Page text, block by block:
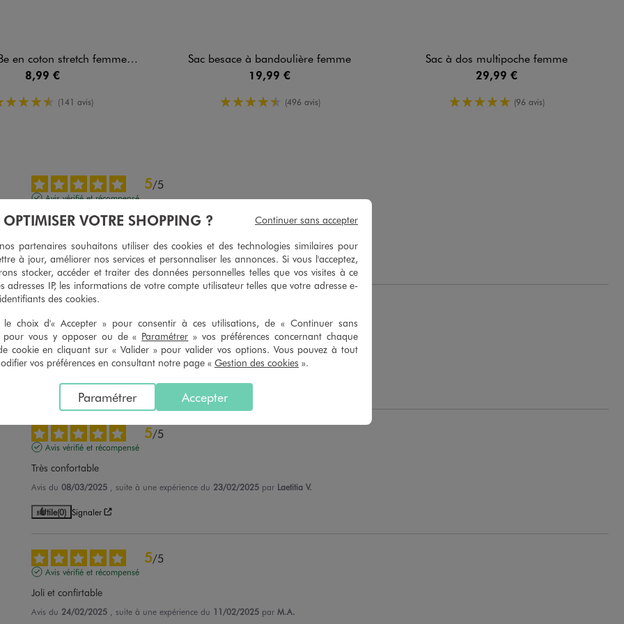
stretch femme grande taille Plus +
8,99 €
4.5/5 de moyenne
(141 avis)
Sac besace à bandoulière femme
19,99 €
4.5/5 de moyenne
(496 avis)
Sac à dos multipoche femme
29,99 €
5/5 de moyenne
(96 avis)
5/5
Avis vérifié et récompensé
oui
Utile(0) Signaler
Avis vérifié et récompensé
Très agréable à porter. Culotte montante
Avis du10/07/2025 , suite à une expérience du 27/06/2025 parVanessa V.
(0) Signaler
5/5
Avis vérifié et récompensé
Très confortable
Avis du 08/03/2025 , suite à une expérience du 23/02/2025 par Laetitia V.
Utile(0) Signaler
5/5
Avis vérifié et récompensé
Joli et confirtable
Avis du 24/02/2025 , suite à une expérience du 11/02/2025 par M.A.
OPTIMISER VOTRE SHOPPING ?
partenaires souhaitons utiliser des cookies et des technologies similaires pour
à jour, améliorer nos services et personnaliser les annonces. Si vous l'acceptez,
stocker, accéder et traiter des données personnelles telles que vos visites à ce
adresses IP, les informations de votre compte utilisateur telles que votre adresse e-
des cookies.
le choix d'« Accepter » pour consentir à ces utilisations, de « Continuer sans
pour vous y opposer ou de « Paramétrer » vos préférences concernant chaque
cookie en cliquant sur « Valider » pour valider vos options. Vous pouvez à tout
vos préférences en consultant notre page « Gestion des cookies ».
Accepter
Paramétrer
Continuer sans accepter